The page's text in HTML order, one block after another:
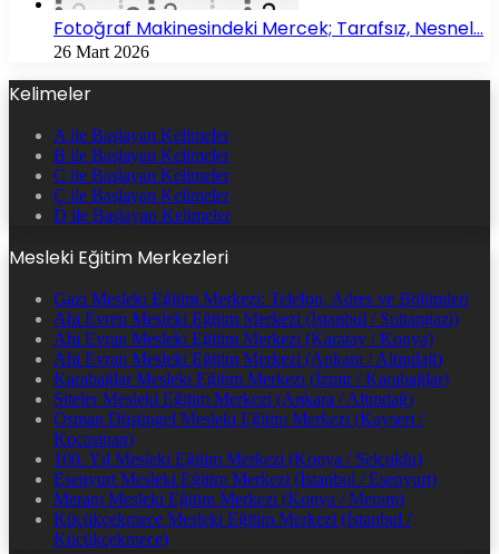
Fotoğraf Makinesindeki Mercek; Tarafsız, Nesnel…
26 Mart 2026
Kelimeler
A ile Başlayan Kelimeler
B ile Başlayan Kelimeler
C ile Başlayan Kelimeler
Ç ile Başlayan Kelimeler
D ile Başlayan Kelimeler
Mesleki Eğitim Merkezleri
Gazi Mesleki Eğitim Merkezi: Telefon, Adres ve Bölümleri
Ahi Evren Mesleki Eğitim Merkezi (İstanbul / Sultangazi)
Ahi Evran Mesleki Eğitim Merkezi (Karatay / Konya)
Ahi Evran Mesleki Eğitim Merkezi (Ankara / Altındağ)
Karabağlar Mesleki Eğitim Merkezi (İzmir / Karabağlar)
Siteler Mesleki Eğitim Merkezi (Ankara / Altındağ)
Osman Düşüngel Mesleki Eğitim Merkezi (Kayseri /
Kocasinan)
100. Yıl Mesleki Eğitim Merkezi (Konya / Selçuklu)
Esenyurt Mesleki Eğitim Merkezi (İstanbul / Esenyurt)
Meram Mesleki Eğitim Merkezi (Konya / Meram)
Küçükçekmece Mesleki Eğitim Merkezi (İstanbul /
Küçükçekmece)